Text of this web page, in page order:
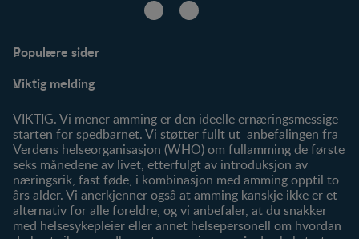
Populære sider
FAQ
Våre merker
Viktig melding
VIKTIG. Vi mener amming er den ideelle ernæringsmessige
starten for spedbarnet. Vi støtter fullt ut anbefalingen fra
Verdens helseorganisasjon (WHO) om fullamming de første
seks månedene av livet, etterfulgt av introduksjon av
næringsrik, fast føde, i kombinasjon med amming opptil to
års alder. Vi anerkjenner også at amming kanskje ikke er et
alternativ for alle foreldre, og vi anbefaler, at du snakker
med helsesykepleier eller annet helsepersonell om hvordan